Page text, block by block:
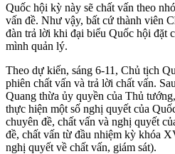
Quốc hội kỳ này sẽ chất vấn theo
vấn đề. Như vậy, bất cứ thành viên
đàn trả lời khi đại biểu Quốc hội đặt
mình quản lý.
Theo dự kiến, sáng 6-11, Chủ tịch
phiên chất vấn và trả lời chất vấn.
Quang thừa ủy quyền của Thủ
thực hiện một số nghị quyết của
chuyên đề, chất vấn và nghị quyết
đề, chất vấn từ đầu nhiệm kỳ khóa
nghị quyết về chất vấn, giám sát).